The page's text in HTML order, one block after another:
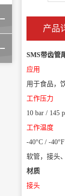
产品
SMS带齿管
应用
用于食品，
工作压力
10 bar / 145
工作温度
-40°C / -
软管，接头
材质
接头